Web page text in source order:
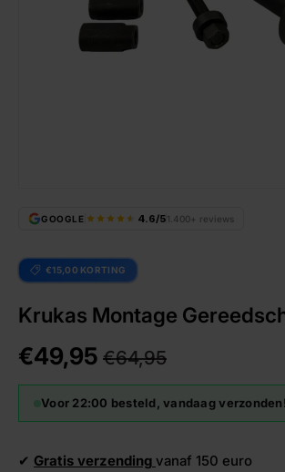
GOOGLE 4.6/51.400+ reviews
€15,00 KORTING
Krukas Montage
€49,95 €64,95
Voor 22:00 besteld, vandaag verzonden!
✔ Gratis verzending vanaf 150 euro